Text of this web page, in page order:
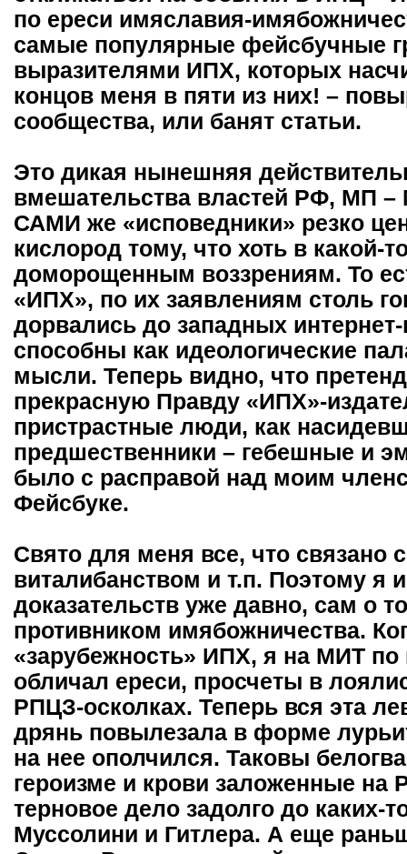
по ереси имяславия-
самые популярные фейсбучные
выразителями ИПХ, которых
концов меня в пяти из них! –
сообщества, или банят статьи.
Это дикая нынешняя
вмешательства властей РФ, МП –
САМИ же «исповедники» резко
кислород тому, что хоть в какой-
доморощенным воззрениям. То
«ИПХ», по их заявлениям столь
дорвались до западных
способны как идеологические
мысли. Теперь видно, что
прекрасную Правду «ИПХ»-
пристрастные люди, как
предшественники – гебешные и
было с расправой над моим
Фейсбуке.
Свято для меня все, что связано
виталибанством и т.п. Поэтому я
доказательств уже давно, сам о
противником имябожничества.
«зарубежность» ИПХ, я на МИТ по
обличал ереси, просчеты в
РПЦЗ-осколках. Теперь вся эта
дрянь повылезала в форме
на нее ополчился. Таковы
героизме и крови заложенные на
терновое дело задолго до каких-
Муссолини и Гитлера. А еще